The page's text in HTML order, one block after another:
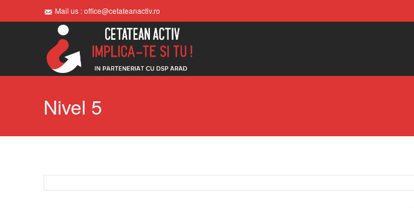
Mail us : office@cetateanactiv.ro
Nivel 5